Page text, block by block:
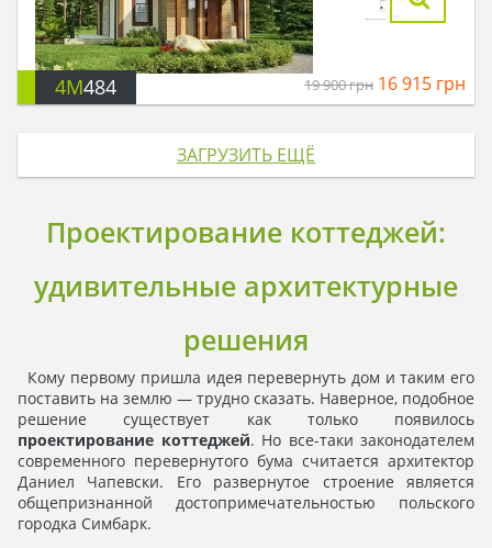
4M484 19 900грн 16 915 грн
ЗАГРУЗИТЬ ЕЩЁ
Проектирование коттеджей:
удивительные архитектурные
решения
Кому первому пришла идея перевернуть дом и таким его
поставить на землю — трудно сказать. Наверное, подобное
решение существует как только появилось
проектирование коттеджей. Но все-таки законодателем
современного перевернутого бума считается архитектор
Даниел Чапевски. Его развернутое строение является
общепризнанной достопримечательностью польского
городка Симбарк.